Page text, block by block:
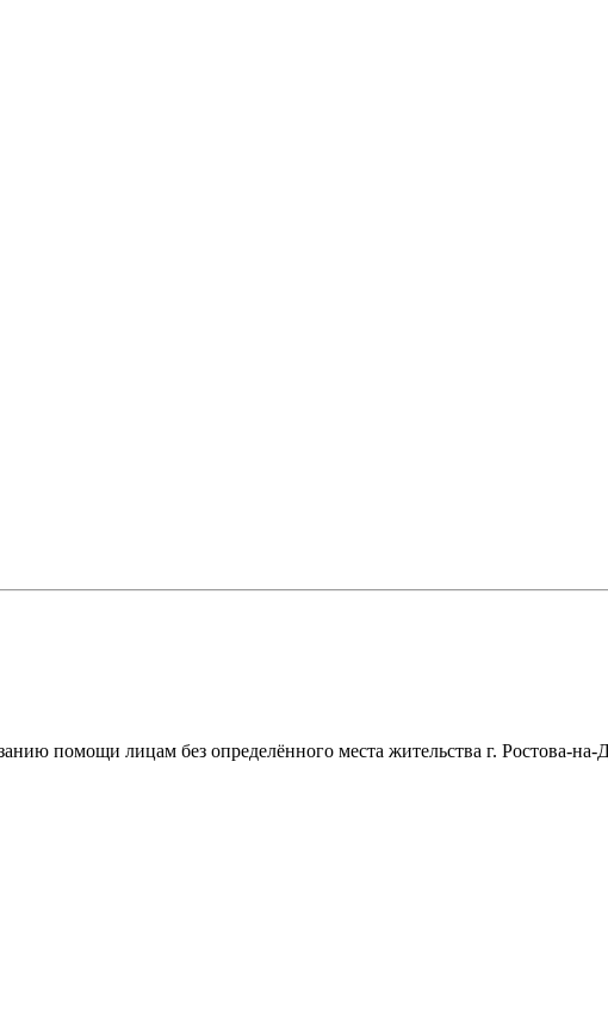
помощи лицам без определённого места жительства г. Ростова-на-